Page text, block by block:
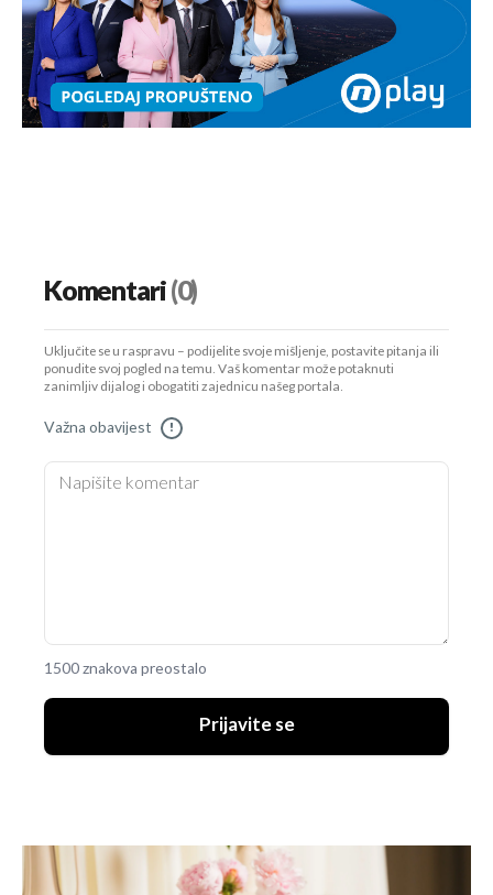
Komentari(0)
Uključite se u raspravu – podijelite svoje mišljenje, postavite pitanja ili
ponudite svoj pogled na temu. Vaš komentar može potaknuti
zanimljiv dijalog i obogatiti zajednicu našeg portala.
Važna obavijest !
1500 znakova preostalo
Prijavite se